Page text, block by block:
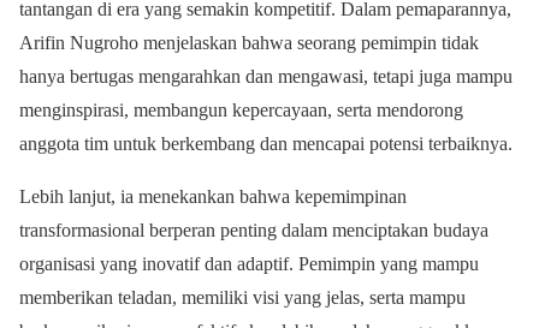
tantangan di era yang semakin kompetitif. Dalam pemaparannya,
Arifin Nugroho menjelaskan bahwa seorang pemimpin tidak
hanya bertugas mengarahkan dan mengawasi, tetapi juga mampu
menginspirasi, membangun kepercayaan, serta mendorong
anggota tim untuk berkembang dan mencapai potensi terbaiknya.
Lebih lanjut, ia menekankan bahwa kepemimpinan
transformasional berperan penting dalam menciptakan budaya
organisasi yang inovatif dan adaptif. Pemimpin yang mampu
memberikan teladan, memiliki visi yang jelas, serta mampu